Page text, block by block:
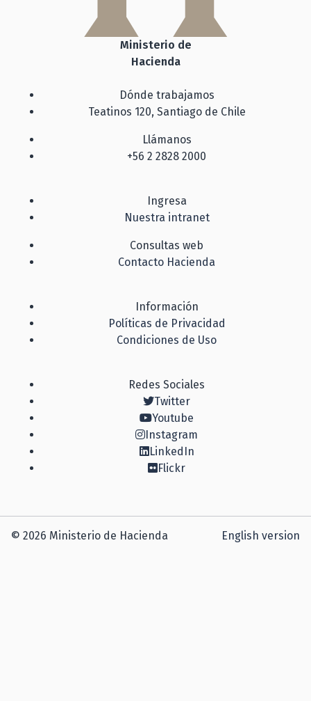
Ministerio de
Hacienda
Dónde trabajamos
Teatinos 120, Santiago de Chile
Llámanos
+56 2 2828 2000
Ingresa
Nuestra intranet
Consultas web
Contacto Hacienda
Información
Políticas de Privacidad
Condiciones de Uso
Redes Sociales
Twitter
Youtube
Instagram
LinkedIn
Flickr
© 2026 Ministerio de Hacienda English version